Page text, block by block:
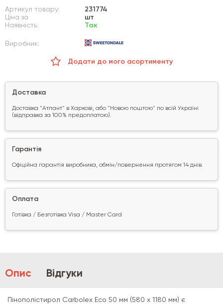
Артикул товару:
231774
Ціна за
шт
Наявність:
Так
Виробник:
Додати до мого асортименту
Доставка
Доставка "Атлант" в Харкові, або "Новою поштою" по всій Україні
(відправка за 100% предоплатою).
Гарантія
Офіційна гарантія виробника, обмін/повернення протягом 14 днів.
Оплата
Готівка / Безготівка Visa / Master Card
Опис Відгуки
Пінополістирол Carbolex Eco 50 мм (580 х 1180 мм) є